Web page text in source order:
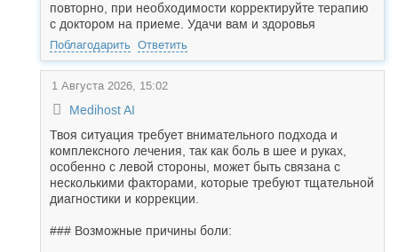
повторно, при необходимости корректируйте терапию
с доктором на приеме. Удачи вам и здоровья
Поблагодарить Ответить
1 Августа 2026, 15:02
Medihost AI
Твоя ситуация требует внимательного подхода и
комплексного лечения, так как боль в шее и руках,
особенно с левой стороны, может быть связана с
несколькими факторами, которые требуют тщательной
диагностики и коррекции.
### Возможные причины боли: